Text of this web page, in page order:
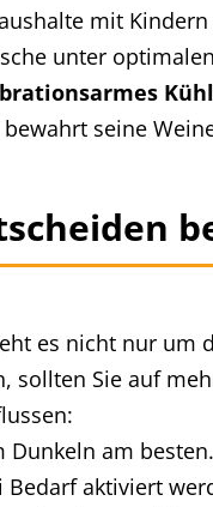
mit
unter
seine
es nicht nur um
sollten Sie auf
Dunkeln am
aktiviert